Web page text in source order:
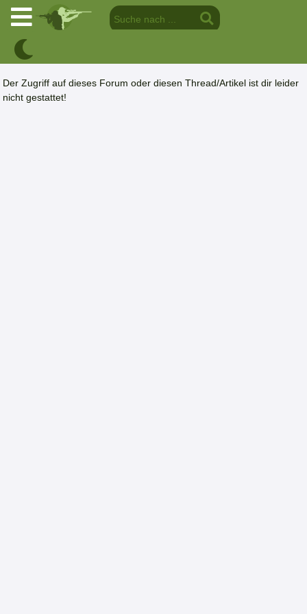
Der Zugriff auf dieses Forum oder diesen Thread/Artikel ist dir leider
nicht gestattet!